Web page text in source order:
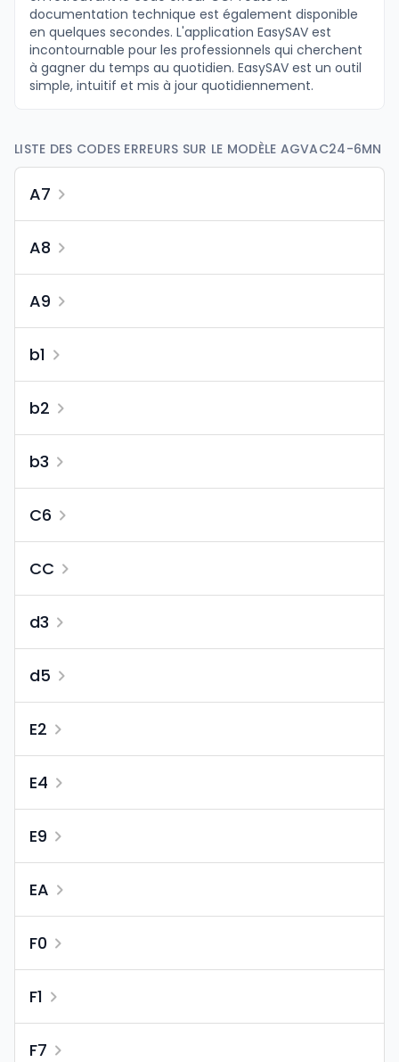
documentation technique est également disponible
en quelques secondes. L'application EasySAV est
incontournable pour les professionnels qui cherchent
à gagner du temps au quotidien. EasySAV est un outil
simple, intuitif et mis à jour quotidiennement.
LISTE DES CODES ERREURS SUR LE MODÈLE AGVAC24-6MN
A7
A8
A9
b1
b2
b3
C6
CC
d3
d5
E2
E4
E9
EA
F0
F1
F7